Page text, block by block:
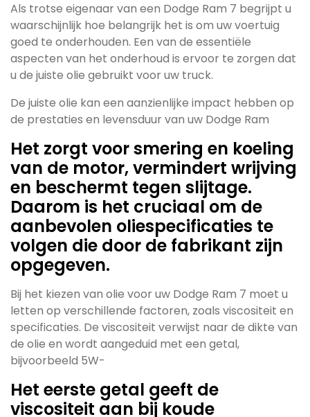
Als trotse eigenaar van een Dodge Ram 7 begrijpt u
waarschijnlijk hoe belangrijk het is om uw voertuig
goed te onderhouden. Een van de essentiële
aspecten van het onderhoud is ervoor te zorgen dat
u de juiste olie gebruikt voor uw truck.
De juiste olie kan een aanzienlijke impact hebben op
de prestaties en levensduur van uw Dodge Ram
Het zorgt voor smering en koeling
van de motor, vermindert wrijving
en beschermt tegen slijtage.
Daarom is het cruciaal om de
aanbevolen oliespecificaties te
volgen die door de fabrikant zijn
opgegeven.
Bij het kiezen van olie voor uw Dodge Ram 7 moet u
letten op verschillende factoren, zoals viscositeit en
specificaties. De viscositeit verwijst naar de dikte van
de olie en wordt aangeduid met een getal,
bijvoorbeeld 5W-
Het eerste getal geeft de
viscositeit aan bij koude